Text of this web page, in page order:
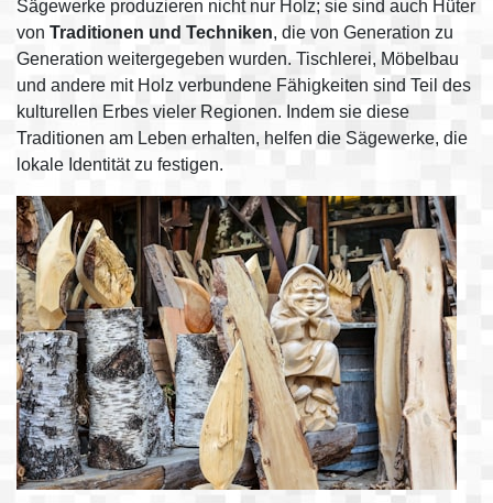
Sägewerke produzieren nicht nur Holz; sie sind auch Hüter
von Traditionen und Techniken, die von Generation zu
Generation weitergegeben wurden. Tischlerei, Möbelbau
und andere mit Holz verbundene Fähigkeiten sind Teil des
kulturellen Erbes vieler Regionen. Indem sie diese
Traditionen am Leben erhalten, helfen die Sägewerke, die
lokale Identität zu festigen.